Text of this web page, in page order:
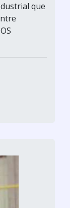
que